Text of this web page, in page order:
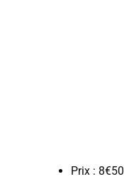
Prix : 8€50